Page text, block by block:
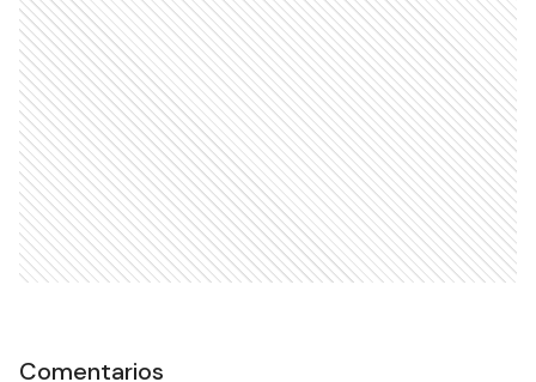
Comentarios